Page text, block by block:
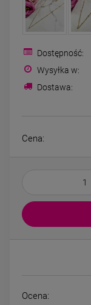
Bransoletka
modułowa
cyrkonie
69,00 zł
Dostępność:
Wysyłka w:
Dostawa:
Cena:
Ocena: